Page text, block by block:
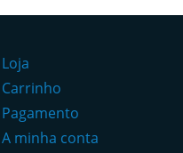
Loja
Carrinho
Pagamento
A minha conta